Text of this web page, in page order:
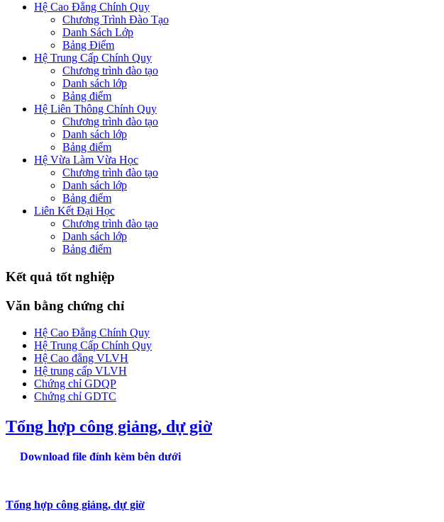
Hệ Cao Đẳng Chính Quy
Chương Trình Đào Tạo
Danh Sách Lớp
Bảng Điểm
Hệ Trung Cấp Chính Quy
Chương trình đào tạo
Danh sách lớp
Bảng điểm
Hệ Liên Thông Chính Quy
Chương trình đào tạo
Danh sách lớp
Bảng điểm
Hệ Vừa Làm Vừa Học
Chương trình đào tạo
Danh sách lớp
Bảng điểm
Liên Kết Đại Học
Chương trình đào tạo
Danh sách lớp
Bảng điểm
Kết quả tốt nghiệp
Văn bằng chứng chỉ
Hệ Cao Đẳng Chính Quy
Hệ Trung Cấp Chính Quy
Hệ Cao đẳng VLVH
Hệ trung cấp VLVH
Chứng chỉ GDQP
Chứng chỉ GDTC
Tổng hợp công giảng, dự giờ
Download file đính kèm bên dưới
Tổng hợp công giảng, dự giờ